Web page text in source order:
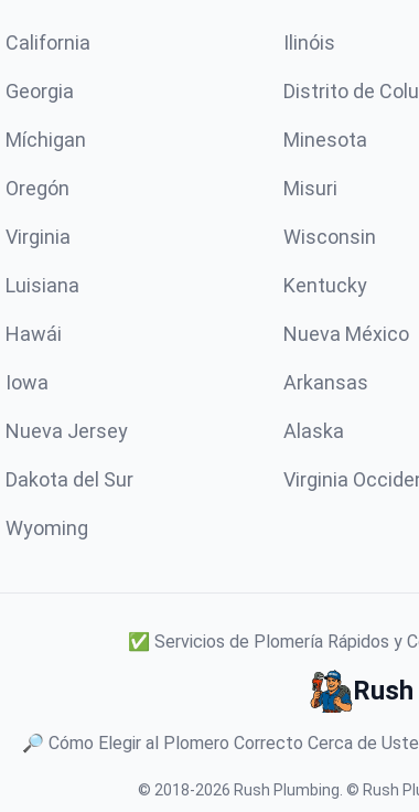
California Ilinóis
Georgia Distrito de
Míchigan Minesota
Oregón Misuri
Virginia Wisconsin
Luisiana Kentucky
Hawái Nueva México
Iowa Arkansas
Nueva Jersey Alaska
Dakota del Sur Virginia
Wyoming
✅ Servicios de Plomería Rápidos y
🔎 Cómo Elegir al Plomero Correcto Cerca de
© 2018-2026 Rush Plumbing © Rush